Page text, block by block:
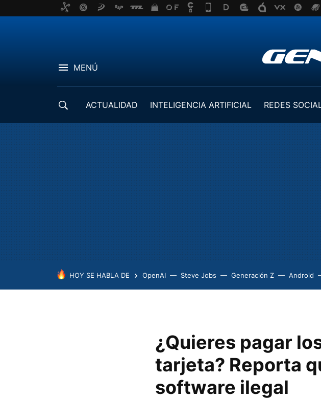
MENÚ
ACTUALIDAD INTELIGENCIA ARTIFICIAL REDES
HOY SE HABLA DE OpenAI Steve Jobs Generación Z Android
¿Quieres pagar
tarjeta? Reporta
software ilegal